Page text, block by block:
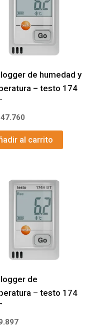
de humedad y
– testo 174
al carrito
de
– testo 174